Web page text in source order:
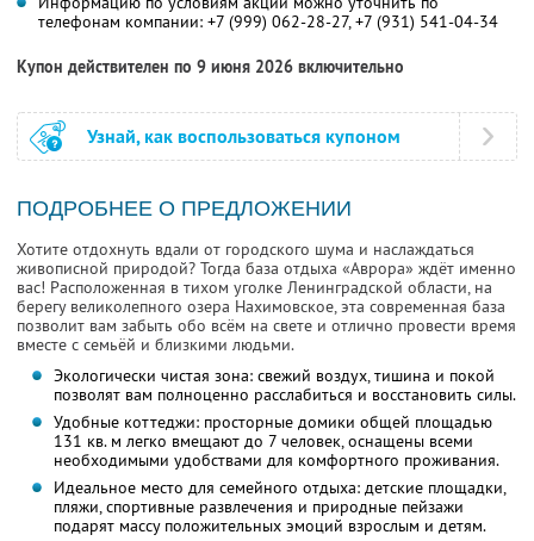
телефонам компании: +7 (999) 062-28-27, +7 (931) 541-04-34
Купон действителен по 9 июня 2026 включительно
Узнай, как воспользоваться купоном
ПОДРОБНЕЕ О ПРЕДЛОЖЕНИИ
Хотите отдохнуть вдали от городского шума и наслаждаться
живописной природой? Тогда база отдыха «Аврора» ждёт именно
вас! Расположенная в тихом уголке Ленинградской области, на
берегу великолепного озера Нахимовское, эта современная база
позволит вам забыть обо всём на свете и отлично провести время
вместе с семьёй и близкими людьми.
Экологически чистая зона: свежий воздух, тишина и покой
позволят вам полноценно расслабиться и восстановить силы.
Удобные коттеджи: просторные домики общей площадью
131 кв. м легко вмещают до 7 человек, оснащены всеми
необходимыми удобствами для комфортного проживания.
Идеальное место для семейного отдыха: детские площадки,
пляжи, спортивные развлечения и природные пейзажи
подарят массу положительных эмоций взрослым и детям.